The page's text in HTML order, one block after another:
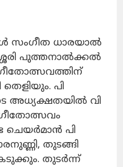
സംഗീത ധാരയാൽ
പുത്തനാൽക്കൽ
പി
അധ്യക്ഷതയിൽ വി
ചെയർമാൻ പി
തുടങ്ങി
തുടർന്ന്